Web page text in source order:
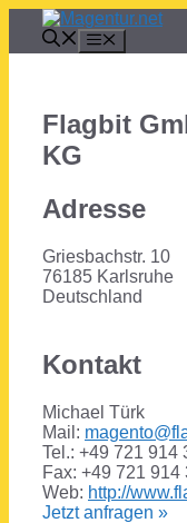
Inhalt
springen
Flagbit
KG
Adresse
Griesbachstr. 10
76185 Karlsruhe
Deutschland
Kontakt
Michael Türk
Mail:
Tel.: +49 721 914
Fax: +49 721 914
Web: http://
Jetzt anfragen »